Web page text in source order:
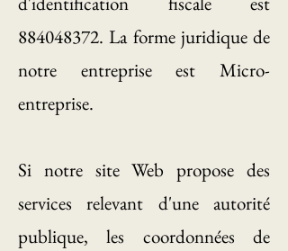
884048372. La forme juridique de
notre entreprise est Micro-
entreprise.
Si notre site Web propose des
services relevant d'une autorité
publique, les coordonnées de